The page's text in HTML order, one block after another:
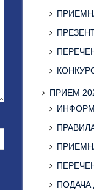
ПРИЕМ
ПОДАЧА